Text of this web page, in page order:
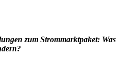
zum Strommarktpaket: Was